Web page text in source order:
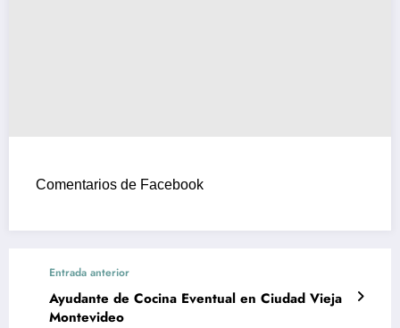
Comentarios de Facebook
Entrada anterior
Ayudante de Cocina Eventual en Ciudad Vieja
Montevideo